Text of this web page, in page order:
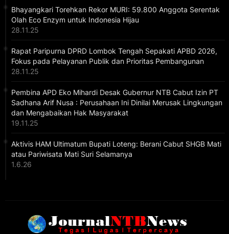
Bhayangkari Torehkan Rekor MURI: 59.800 Anggota Serentak
Olah Eco Enzym untuk Indonesia Hijau
28.11.25
Rapat Paripurna DPRD Lombok Tengah Sepakati APBD 2026,
Fokus pada Pelayanan Publik dan Prioritas Pembangunan
28.11.25
Pembina APD Eko Mihardi Desak Gubernur NTB Cabut Izin PT
Sadhana Arif Nusa : Perusahaan Ini Dinilai Merusak Lingkungan
dan Mengabaikan Hak Masyarakat
19.11.25
Aktivis HAM Ultimatum Bupati Loteng: Berani Cabut SHGB Mati
atau Pariwisata Mati Suri Selamanya
1.6.26